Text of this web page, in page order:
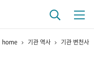
home 기관 역사 기관 변천사